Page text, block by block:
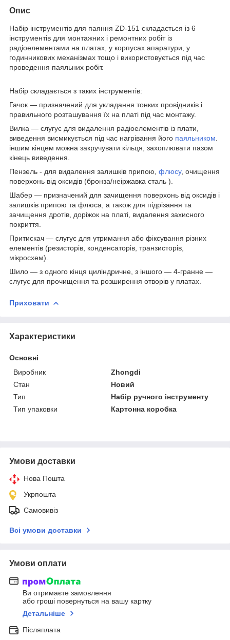
Опис
Набір інструментів для паяння ZD-151 складається із 6
інструментів для монтажних і ремонтних робіт із
радіоелементами на платах, у корпусах апаратури, у
годинникових механізмах тощо і використовується під час
проведення паяльних робіт.
Набір складається з таких інструментів:
Гачок — призначений для укладання тонких провідників і
правильного розташування їх на платі під час монтажу.
Вилка — слугує для видалення радіоелементів із плати,
виведення висмикується під час нагрівання його паяльником
іншим кінцем можна закручувати кільця, захоплювати пазом
кінець виведення.
Пензель - для видалення залишків припою, флюсу, очищення
поверхонь від оксидів (бронза/неіржавка сталь ).
Шабер — призначений для зачищення поверхонь від оксидів і
залишків припою та флюса, а також для підрізання та
зачищення дротів, доріжок на платі, видалення захисного
покриття.
Притискач — слугує для утримання або фіксування різних
елементів (резисторів, конденсаторів, транзисторів,
мікросхем).
Шило — з одного кінця циліндричне, з іншого — 4-гранне —
слугує для прочищення та розширення отворів у платах.
Приховати
Характеристики
Основні
Виробник
Zhongdi
Стан
Новий
Тип
Набір ручного інструменту
Тип упаковки
Картонна коробка
Умови доставки
Нова Пошта
Укрпошта
Самовивіз
Всі умови доставки
Умови оплати
Ви отримаєте замовлення
або гроші повернуться на вашу картку
Детальніше
Післяплата